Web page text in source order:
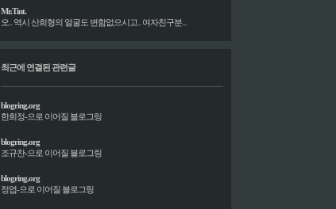
Mr.Tint.
오.. 역시 산희형의 얼굴도 변함없으시고.. 여자친구분...
최근에 연결된 관련글
blogring.org
한희정-으로 이어질 블로그링
blogring.org
조규찬-으로 이어질 블로그링
blogring.org
정엽-으로 이어질 블로그링